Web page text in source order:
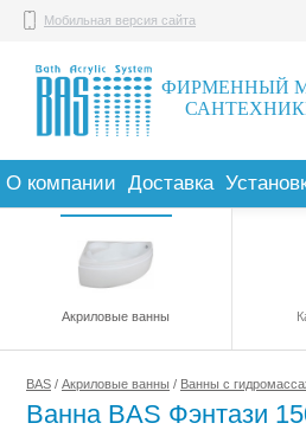
ФИРМЕННЫЙ
Мобильная версия сайта
О компании Доставка
Акриловые ванны
BAS / Акриловые ванны / Ванны с
Ванна BAS Фэнтази